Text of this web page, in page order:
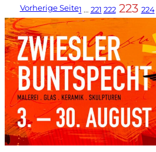
Vorherige Seite1 … 221 222 223 224